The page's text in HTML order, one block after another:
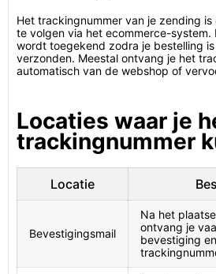
Het trackingnummer van je zending
te volgen via het ecommerce-system.
wordt toegekend zodra je bestelling
verzonden. Meestal ontvang je het
automatisch van de webshop of
Locaties waar je
trackingnummer
Locatie
Bevestigingsmail
Na het
ontvang je
bevestiging